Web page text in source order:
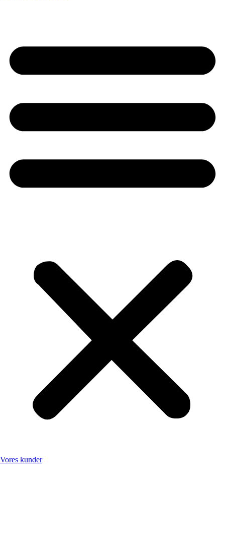
Vores kunder